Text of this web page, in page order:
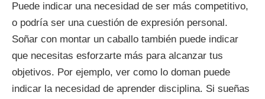
Puede indicar una necesidad de ser más competitivo,
o podría ser una cuestión de expresión personal.
Soñar con montar un caballo también puede indicar
que necesitas esforzarte más para alcanzar tus
objetivos. Por ejemplo, ver como lo doman puede
indicar la necesidad de aprender disciplina. Si sueñas